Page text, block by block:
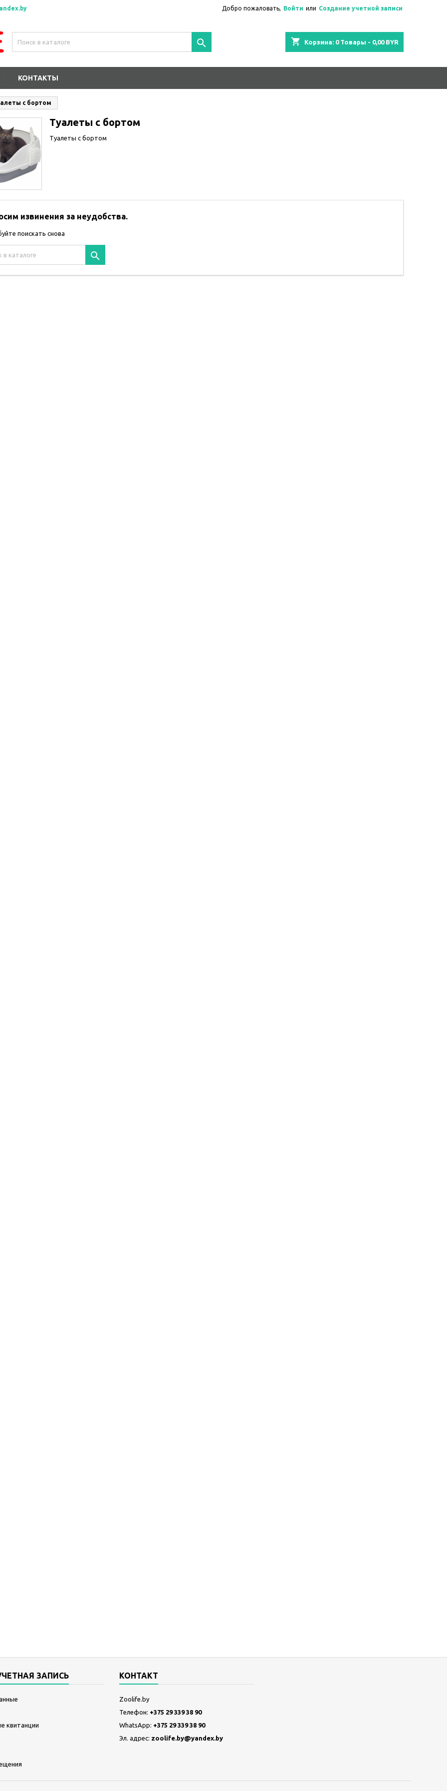
Добро пожаловать, Войти или Создание учетной записи
shopping_cart Корзина: 0Товары - 0,00 BYR

КОНТАКТЫ
с бортом
Туалеты с бортом
Туалеты с бортом
извинения за неудобства.
поискать снова

ЗАПИСЬ
квитанции
КОНТАКТ
Zoolife.by
Телефон: +375 29 339 38 90
WhatsApp: +375 29 339 38 90
Эл. адрес: zoolife.by@yandex.by